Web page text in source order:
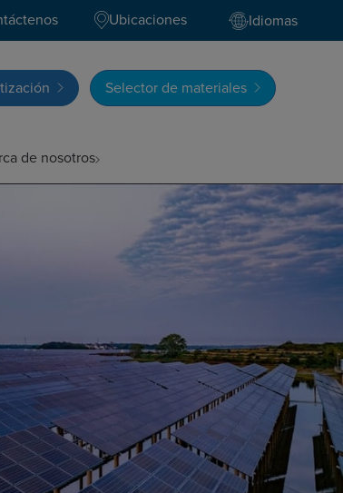
Ubicaciones Idiomas
Selector de materiales
de nosotros